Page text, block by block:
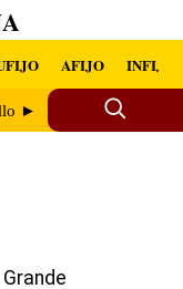
AFIJO INFIJO
►
Grande